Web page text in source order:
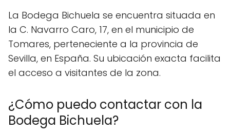
La Bodega Bichuela se encuentra situada en
la C. Navarro Caro, 17, en el municipio de
Tomares, perteneciente a la provincia de
Sevilla, en España. Su ubicación exacta facilita
el acceso a visitantes de la zona.
¿Cómo puedo contactar con la
Bodega Bichuela?